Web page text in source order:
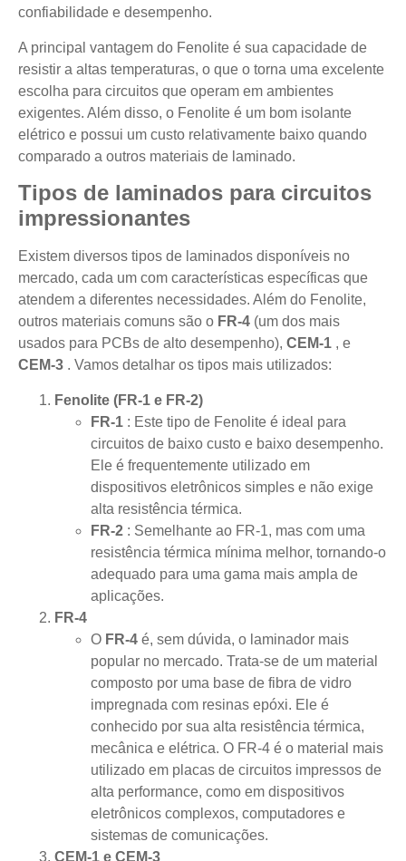
confiabilidade e desempenho.
A principal vantagem do Fenolite é sua capacidade de
resistir a altas temperaturas, o que o torna uma excelente
escolha para circuitos que operam em ambientes
exigentes. Além disso, o Fenolite é um bom isolante
elétrico e possui um custo relativamente baixo quando
comparado a outros materiais de laminado.
Tipos de laminados para circuitos
impressionantes
Existem diversos tipos de laminados disponíveis no
mercado, cada um com características específicas que
atendem a diferentes necessidades. Além do Fenolite,
outros materiais comuns são o FR-4 (um dos mais
usados ​​para PCBs de alto desempenho), CEM-1 , e
CEM-3 . Vamos detalhar os tipos mais utilizados:
Fenolite (FR-1 e FR-2)
FR-1 : Este tipo de Fenolite é ideal para
circuitos de baixo custo e baixo desempenho.
Ele é frequentemente utilizado em
dispositivos eletrônicos simples e não exige
alta resistência térmica.
FR-2 : Semelhante ao FR-1, mas com uma
resistência térmica mínima melhor, tornando-o
adequado para uma gama mais ampla de
aplicações.
FR-4
O FR-4 é, sem dúvida, o laminador mais
popular no mercado. Trata-se de um material
composto por uma base de fibra de vidro
impregnada com resinas epóxi. Ele é
conhecido por sua alta resistência térmica,
mecânica e elétrica. O FR-4 é o material mais
utilizado em placas de circuitos impressos de
alta performance, como em dispositivos
eletrônicos complexos, computadores e
sistemas de comunicações.
CEM-1 e CEM-3